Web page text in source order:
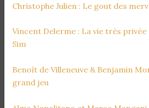
Christophe Julien : Le gout des
Vincent Delerme : La vie très
Sim
Benoît de Villeneuve & Benjamin
grand jeu